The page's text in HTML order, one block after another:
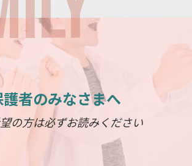
者のみなさまへ
の方は必ずお読みください